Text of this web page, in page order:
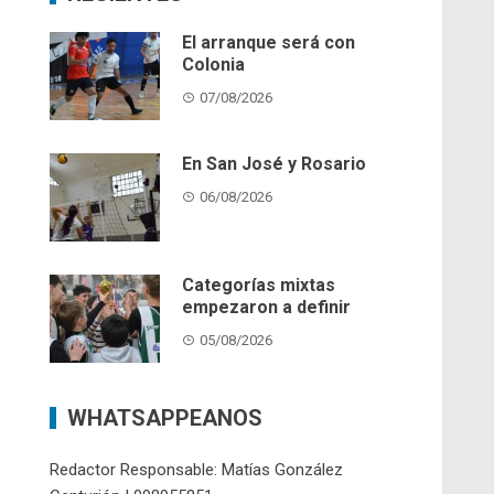
El arranque será con
Colonia
07/08/2026
En San José y Rosario
06/08/2026
Categorías mixtas
empezaron a definir
05/08/2026
WHATSAPPEANOS
Redactor Responsable: Matías González